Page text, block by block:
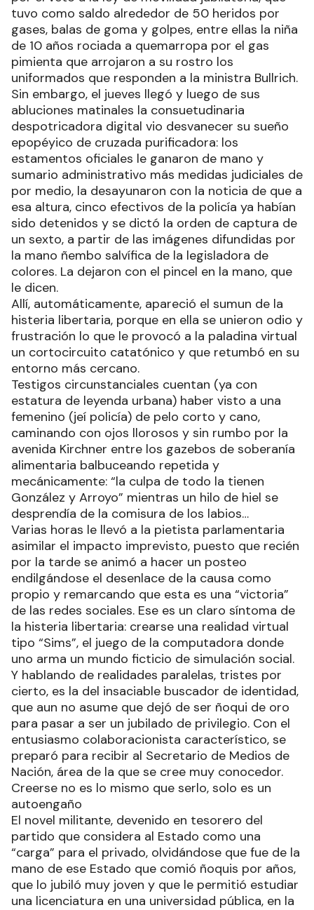
tuvo como saldo alrededor de 50 heridos por
gases, balas de goma y golpes, entre ellas la niña
de 10 años rociada a quemarropa por el gas
pimienta que arrojaron a su rostro los
uniformados que responden a la ministra Bullrich.
Sin embargo, el jueves llegó y luego de sus
abluciones matinales la consuetudinaria
despotricadora digital vio desvanecer su sueño
epopéyico de cruzada purificadora: los
estamentos oficiales le ganaron de mano y
sumario administrativo más medidas judiciales de
por medio, la desayunaron con la noticia de que a
esa altura, cinco efectivos de la policía ya habían
sido detenidos y se dictó la orden de captura de
un sexto, a partir de las imágenes difundidas por
la mano ñembo salvífica de la legisladora de
colores. La dejaron con el pincel en la mano, que
le dicen.
Allí, automáticamente, apareció el sumun de la
histeria libertaria, porque en ella se unieron odio y
frustración lo que le provocó a la paladina virtual
un cortocircuito catatónico y que retumbó en su
entorno más cercano.
Testigos circunstanciales cuentan (ya con
estatura de leyenda urbana) haber visto a una
femenino (jeí policía) de pelo corto y cano,
caminando con ojos llorosos y sin rumbo por la
avenida Kirchner entre los gazebos de soberanía
alimentaria balbuceando repetida y
mecánicamente: “la culpa de todo la tienen
González y Arroyo” mientras un hilo de hiel se
desprendía de la comisura de los labios…
Varias horas le llevó a la pietista parlamentaria
asimilar el impacto imprevisto, puesto que recién
por la tarde se animó a hacer un posteo
endilgándose el desenlace de la causa como
propio y remarcando que esta es una “victoria”
de las redes sociales. Ese es un claro síntoma de
la histeria libertaria: crearse una realidad virtual
tipo “Sims”, el juego de la computadora donde
uno arma un mundo ficticio de simulación social.
Y hablando de realidades paralelas, tristes por
cierto, es la del insaciable buscador de identidad,
que aun no asume que dejó de ser ñoqui de oro
para pasar a ser un jubilado de privilegio. Con el
entusiasmo colaboracionista característico, se
preparó para recibir al Secretario de Medios de
Nación, área de la que se cree muy conocedor.
Creerse no es lo mismo que serlo, solo es un
autoengaño
El novel militante, devenido en tesorero del
partido que considera al Estado como una
“carga” para el privado, olvidándose que fue de la
mano de ese Estado que comió ñoquis por años,
que lo jubiló muy joven y que le permitió estudiar
una licenciatura en una universidad pública, en la